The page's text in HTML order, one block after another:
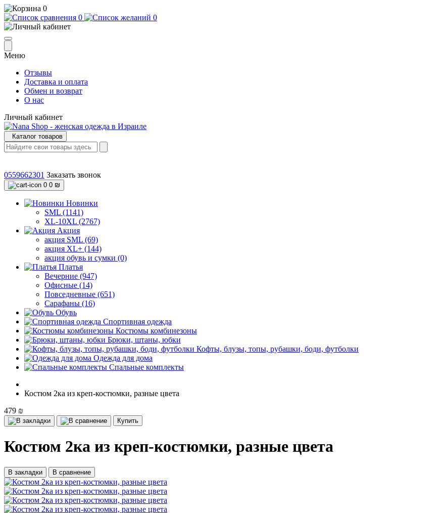
0
0
0
Меню
Отзывы
Доставка и оплата
Обмен и возврат
О нас
Личный кабинет
Каталог товаров
0559662301 Заказать звонок
0 0 ₪
Новинки
SML (1141)
XL-10XL (2767)
Акция
акция SML (69)
акция XL+ (144)
акция обувь и сумки (0)
Платья
Вечерние (947)
Офисные (14)
Повседневные (651)
Сарафаны (16)
Обувь
Спортивная одежда
Костюмы комбинезоны
Брюки, штаны, юбки
Кофты, блузы, топы, рубашки, боди, футболки
Одежда для дома
Спальные комплекты
Костюм 2ка из креп-костюмки, разные цвета
479 ₪
Купить
Костюм 2ка из креп-костюмки, разные цвета
В закладки В сравнение